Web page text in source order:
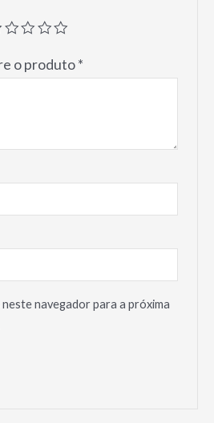
o produto*
neste navegador para a próxima